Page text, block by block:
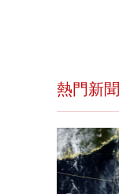
熱門新聞